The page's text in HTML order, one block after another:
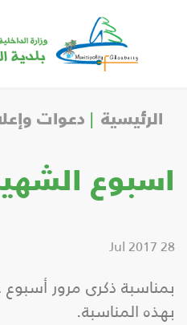
الرئيسية دعوات
اسبوع
28 Jul 2017
بمناسبة ذكرى مرور
بهذه المناسبة.